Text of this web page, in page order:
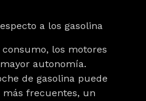
a los gasolina
los motores
mayor autonomía.
de gasolina puede
frecuentes, un